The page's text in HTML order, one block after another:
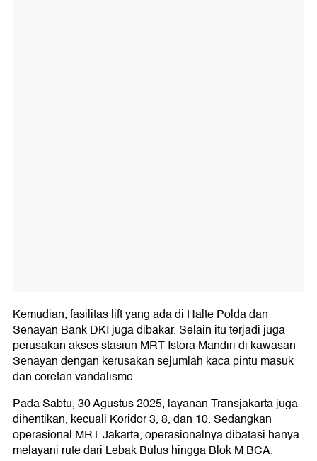
Kemudian, fasilitas lift yang ada di Halte Polda dan
Senayan Bank DKI juga dibakar. Selain itu terjadi juga
perusakan akses stasiun MRT Istora Mandiri di kawasan
Senayan dengan kerusakan sejumlah kaca pintu masuk
dan coretan vandalisme.
Pada Sabtu, 30 Agustus 2025, layanan Transjakarta juga
dihentikan, kecuali Koridor 3, 8, dan 10. Sedangkan
operasional MRT Jakarta, operasionalnya dibatasi hanya
melayani rute dari Lebak Bulus hingga Blok M BCA.